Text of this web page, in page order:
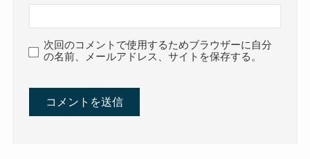
次回のコメントで使用するためブラウザーに自分
の名前、メールアドレス、サイトを保存する。